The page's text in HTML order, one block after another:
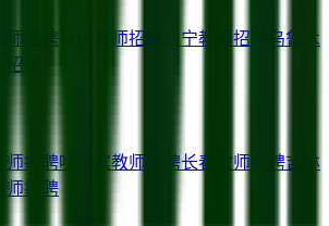
师招聘 教师招聘 西宁教师招聘
乌鲁木
招聘
师招聘哈尔滨教师招聘长春 教师招聘吉林
师招聘